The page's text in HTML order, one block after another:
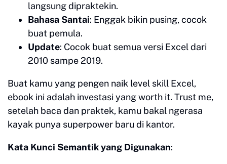
langsung dipraktekin.
Bahasa Santai: Enggak bikin pusing, cocok
buat pemula.
Update: Cocok buat semua versi Excel dari
2010 sampe 2019.
Buat kamu yang pengen naik level skill Excel,
ebook ini adalah investasi yang worth it. Trust me,
setelah baca dan praktek, kamu bakal ngerasa
kayak punya superpower baru di kantor.
Kata Kunci Semantik yang Digunakan: